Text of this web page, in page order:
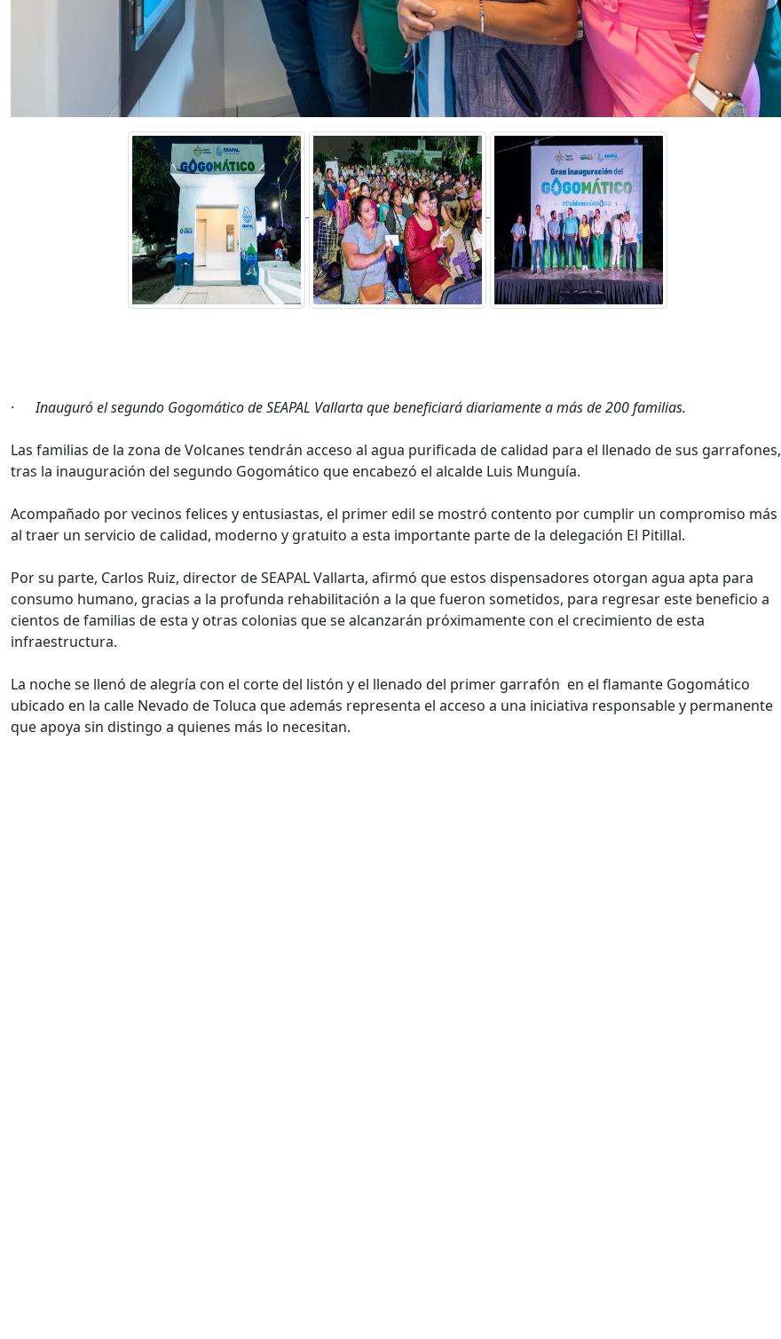
·Inauguró el segundo Gogomático de SEAPAL Vallarta que beneficiará diariamente a más de 200 familias.
Las familias de la zona de Volcanes tendrán acceso al agua purificada de calidad para el llenado de sus garrafones,
tras la inauguración del segundo Gogomático que encabezó el alcalde Luis Munguía.
Acompañado por vecinos felices y entusiastas, el primer edil se mostró contento por cumplir un compromiso más
al traer un servicio de calidad, moderno y gratuito a esta importante parte de la delegación El Pitillal.
Por su parte, Carlos Ruiz, director de SEAPAL Vallarta, afirmó que estos dispensadores otorgan agua apta para
consumo humano, gracias a la profunda rehabilitación a la que fueron sometidos, para regresar este beneficio a
cientos de familias de esta y otras colonias que se alcanzarán próximamente con el crecimiento de esta
infraestructura.
La noche se llenó de alegría con el corte del listón y el llenado del primer garrafón en el flamante Gogomático
ubicado en la calle Nevado de Toluca que además representa el acceso a una iniciativa responsable y permanente
que apoya sin distingo a quienes más lo necesitan.